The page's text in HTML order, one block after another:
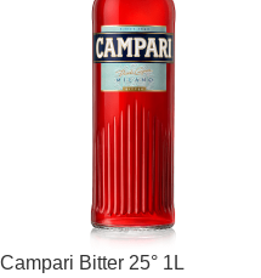
Campari Bitter 25° 1L